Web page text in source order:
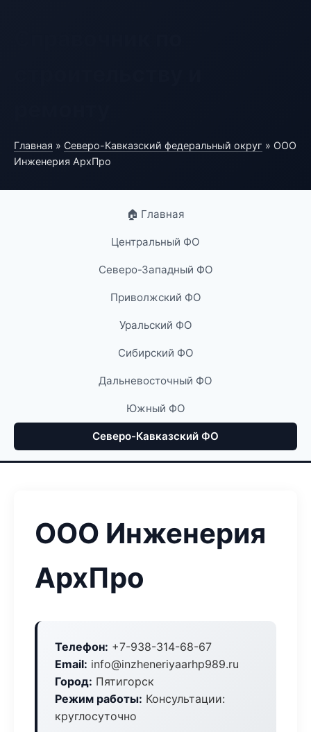
Главная » Северо-Кавказский федеральный округ » ООО
Инженерия АрхПро
🏠 Главная
Центральный ФО
Северо-Западный ФО
Приволжский ФО
Уральский ФО
Сибирский ФО
Дальневосточный ФО
Южный ФО
Северо-Кавказский ФО
ООО Инженерия
АрхПро
Телефон: +7-938-314-68-67
Email: info@inzheneriyaarhp989.ru
Город: Пятигорск
Режим работы: Консультации:
круглосуточно